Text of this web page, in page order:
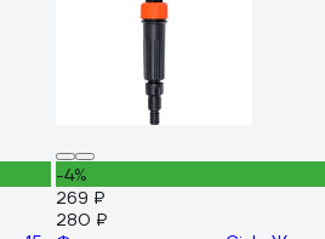
-4%
269 ₽
280 ₽